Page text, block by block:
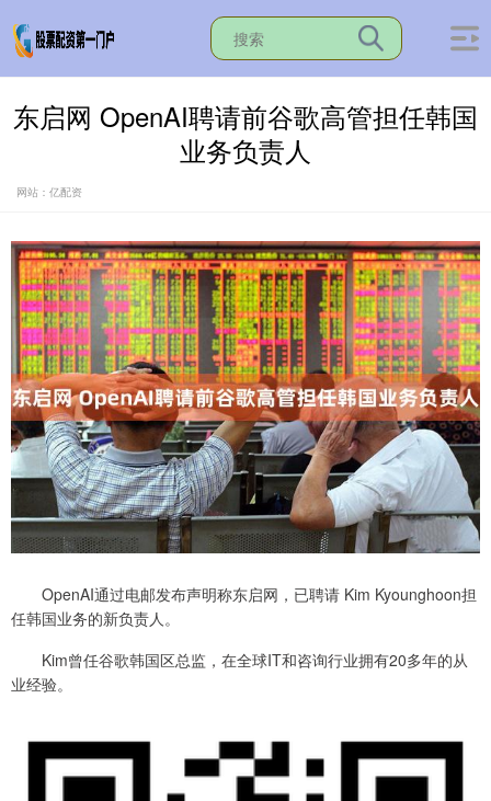
东启网 OpenAI聘请前谷歌高管担任韩国
业务负责人
网站：亿配资
OpenAI通过电邮发布声明称东启网，已聘请 Kim Kyounghoon担
任韩国业务的新负责人。
Kim曾任谷歌韩国区总监，在全球IT和咨询行业拥有20多年的从
业经验。